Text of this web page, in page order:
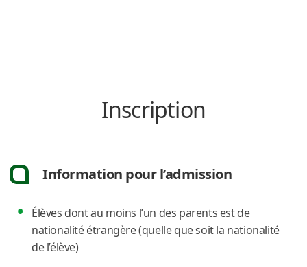
Inscription
Information pour l’admission
Élèves dont au moins l’un des parents est de
nationalité étrangère (quelle que soit la nationalité
de l’élève)